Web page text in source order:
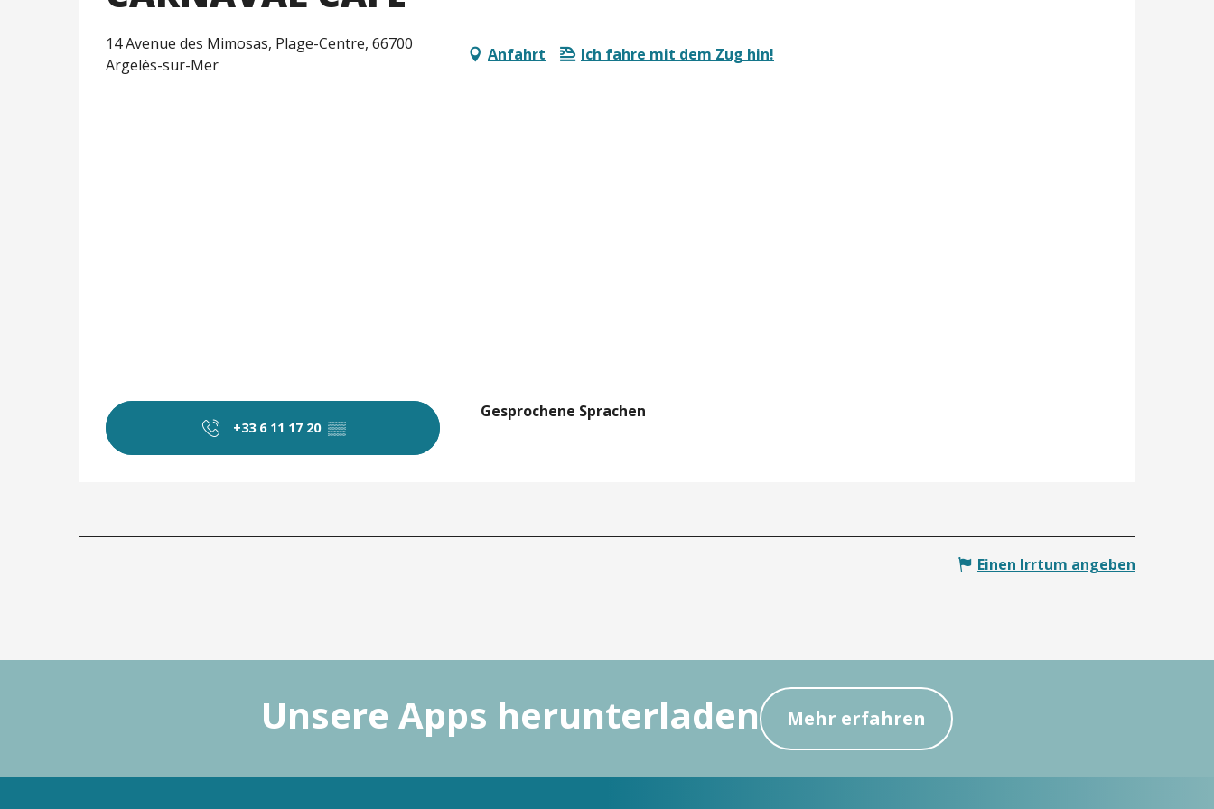
14 Avenue des Mimosas, Plage-Centre, 66700
Argelès-sur-Mer
Anfahrt Ich fahre mit dem Zug hin!
+33 6 11 17 20 ▒▒
Gesprochene Sprachen
Gesprochene Sprachen
Einen Irrtum angeben
Unsere Apps herunterladen Mehr erfahren